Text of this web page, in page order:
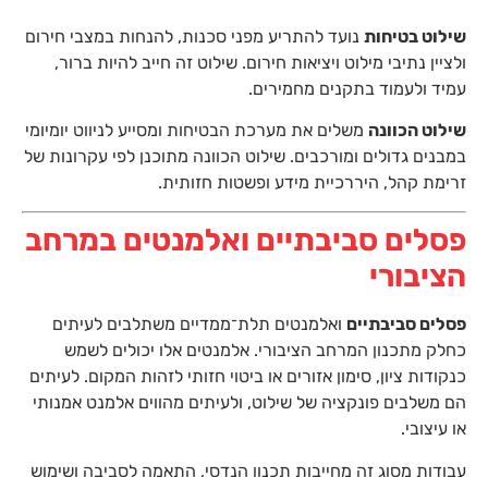
שילוט בטיחות נועד להתריע מפני סכנות, להנחות במצבי חירום
ולציין נתיבי מילוט ויציאות חירום. שילוט זה חייב להיות ברור,
עמיד ולעמוד בתקנים מחמירים.
שילוט הכוונה משלים את מערכת הבטיחות ומסייע לניווט יומיומי
במבנים גדולים ומורכבים. שילוט הכוונה מתוכנן לפי עקרונות של
זרימת קהל, היררכיית מידע ופשטות חזותית.
פסלים סביבתיים ואלמנטים במרחב
הציבורי
פסלים סביבתיים ואלמנטים תלת־ממדיים משתלבים לעיתים
כחלק מתכנון המרחב הציבורי. אלמנטים אלו יכולים לשמש
כנקודות ציון, סימון אזורים או ביטוי חזותי לזהות המקום. לעיתים
הם משלבים פונקציה של שילוט, ולעיתים מהווים אלמנט אמנותי
או עיצובי.
עבודות מסוג זה מחייבות תכנון הנדסי, התאמה לסביבה ושימוש